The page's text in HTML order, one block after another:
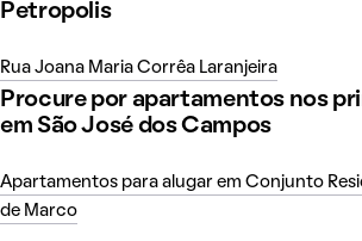
Petropolis
Rua Joana Maria Corrêa Laranjeira
Procure por apartamentos nos
em São José dos Campos
Apartamentos para alugar em Conjunto
de Marco